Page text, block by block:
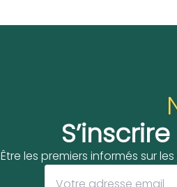
Être les premiers informés sur